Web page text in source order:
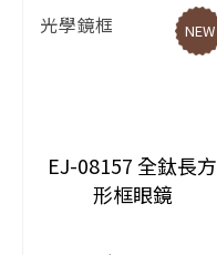
光學鏡框 NEW
EJ-08157 全鈦長方
形框眼鏡